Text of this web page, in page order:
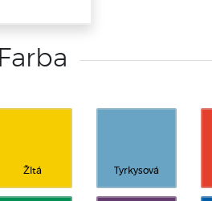
Farba
Žltá Tyrkysová